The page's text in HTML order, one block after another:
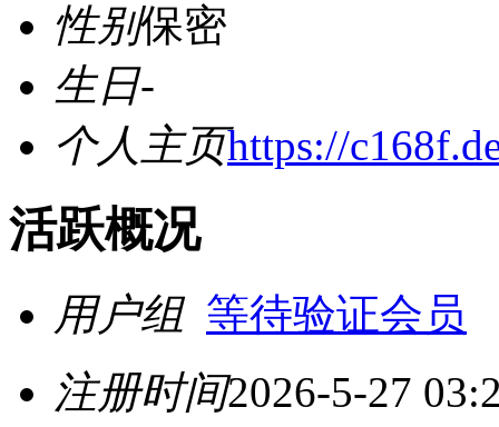
性别保密
生日-
个人主页https://
活跃概况
用户组 等待验证会员
注册时间2026-5-27